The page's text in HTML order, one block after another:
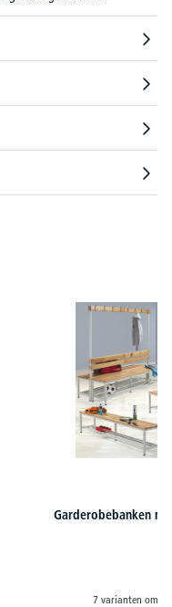
Garderobebanken
7 varianten om